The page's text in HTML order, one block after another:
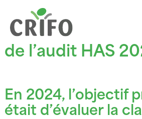
SkipDécouvrez les
de l’audit HAS
En 2024, l’objectif
était d’évaluer la